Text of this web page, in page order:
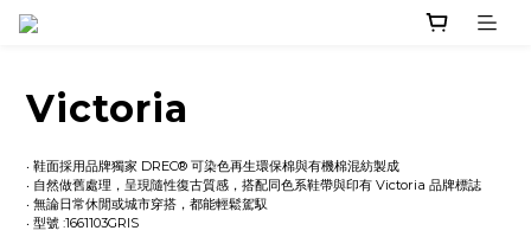
Victoria
‧ 鞋面採用品牌獨家 DREC® 可染色再生環保棉與有機棉混紡製成
‧ 自然做舊處理，呈現隨性復古質感，搭配同色系鞋帶與印有 Victoria 品牌標誌
‧ 無論日常休閒或城市穿搭，都能輕鬆駕馭
‧ 型號 :1661103GRIS